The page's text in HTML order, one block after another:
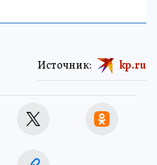
Источник: kp.ru